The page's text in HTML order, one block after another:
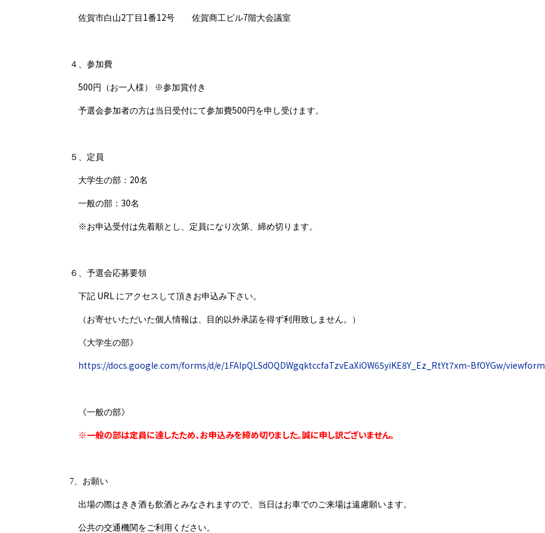
佐賀市白山2丁目 1番12号 佐賀商工ビル7 階大会議室
４、参加費
500 円（お一人様） ※参加賞付き
予選会参加者の方は当日受付にて参加費500 円を申し受けます。
５、定員
大学生の部： 20名
一般の部： 30名
※お申込受付は先着順とし、定員になり次第、締め切ります。
６、予選会応募要領
下記 URL にアクセスして頂きお申込み下さい。
（お寄せいただいた個人情報は、目的以外承諾を得ず利用致しません。）
《大学生の部》
https://docs.google.com/forms/d/e/1FAIpQLSdOQDWgqktccfaTzvEaXiOW65yiKE8Y_Ez_RtYt7xm-BfOYGw/viewform
《一般の部》
※一般の部は定員に達したため、お申込みを締め切りました。誠に申し訳ございません。
7、お願い
出場の際はきき酒も飲酒とみなされますので、当日はお車でのご来場は遠慮願います。
公共の交通機関をご利用ください。